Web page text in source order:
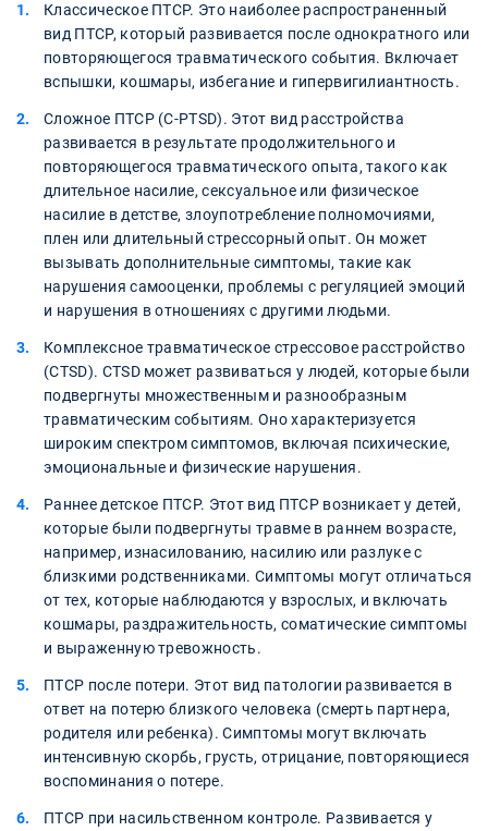
Классическое ПТСР. Это наиболее распространенный
вид ПТСР, который развивается после однократного или
повторяющегося травматического события. Включает
вспышки, кошмары, избегание и гипервигилиантность.
Сложное ПТСР (C-PTSD). Этот вид расстройства
развивается в результате продолжительного и
повторяющегося травматического опыта, такого как
длительное насилие, сексуальное или физическое
насилие в детстве, злоупотребление полномочиями,
плен или длительный стрессорный опыт. Он может
вызывать дополнительные симптомы, такие как
нарушения самооценки, проблемы с регуляцией эмоций
и нарушения в отношениях с другими людьми.
Комплексное травматическое стрессовое расстройство
(CTSD). CTSD может развиваться у людей, которые были
подвергнуты множественным и разнообразным
травматическим событиям. Оно характеризуется
широким спектром симптомов, включая психические,
эмоциональные и физические нарушения.
Раннее детское ПТСР. Этот вид ПТСР возникает у детей,
которые были подвергнуты травме в раннем возрасте,
например, изнасилованию, насилию или разлуке с
близкими родственниками. Симптомы могут отличаться
от тех, которые наблюдаются у взрослых, и включать
кошмары, раздражительность, соматические симптомы
и выраженную тревожность.
ПТСР после потери. Этот вид патологии развивается в
ответ на потерю близкого человека (смерть партнера,
родителя или ребенка). Симптомы могут включать
интенсивную скорбь, грусть, отрицание, повторяющиеся
воспоминания о потере.
ПТСР при насильственном контроле. Развивается у